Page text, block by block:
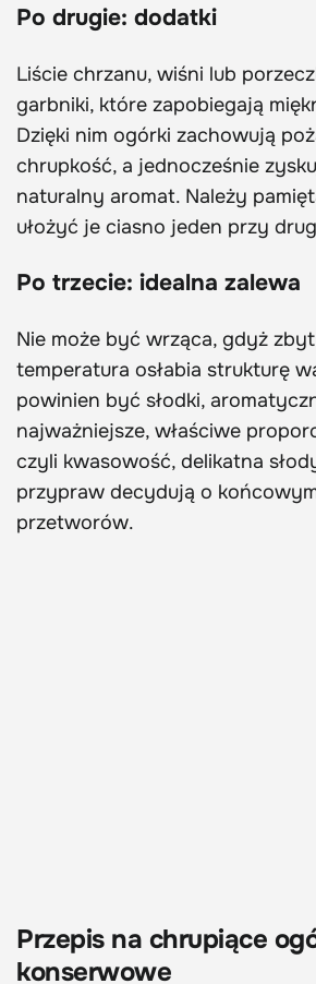
Po drugie: dodatki
Liście chrzanu, wiśni lub
garbniki, które zapobiegają
Dzięki nim ogórki zachowują
chrupkość, a jednocześnie
naturalny aromat. Należy
ułożyć je ciasno jeden przy
Po trzecie: idealna zalewa
Nie może być wrząca, gdyż
temperatura osłabia strukturę
powinien być słodki,
najważniejsze, właściwe
czyli kwasowość, delikatna
przypraw decydują o
przetworów.
Przepis na chrupiące
konserwowe